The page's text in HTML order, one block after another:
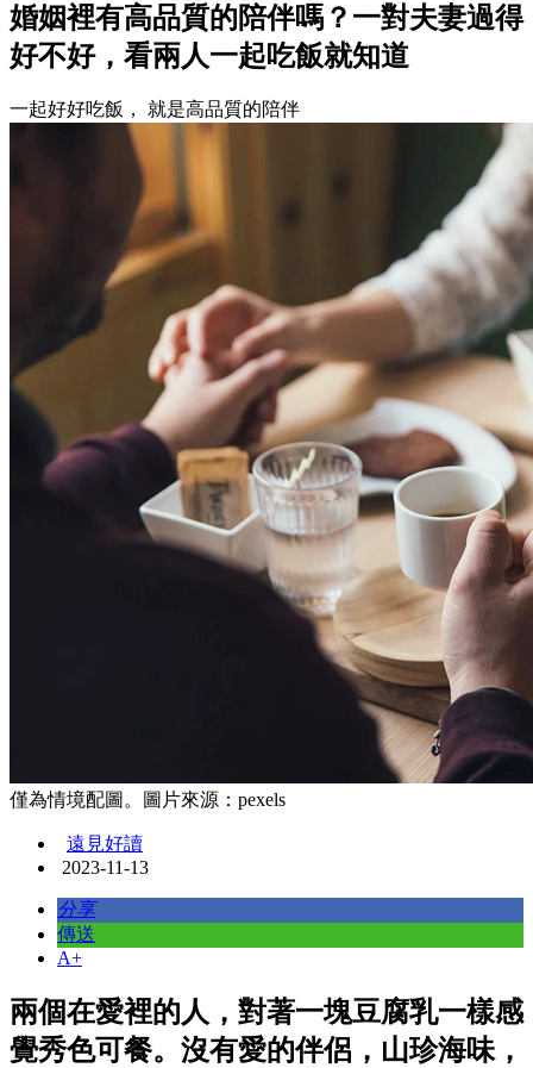
婚姻裡有高品質的陪伴嗎？一對夫妻過得
好不好，看兩人一起吃飯就知道
一起好好吃飯， 就是高品質的陪伴
僅為情境配圖。圖片來源：pexels
遠見好讀
2023-11-13
分享
傳送
A+
兩個在愛裡的人，對著一塊豆腐乳一樣感
覺秀色可餐。沒有愛的伴侶，山珍海味，